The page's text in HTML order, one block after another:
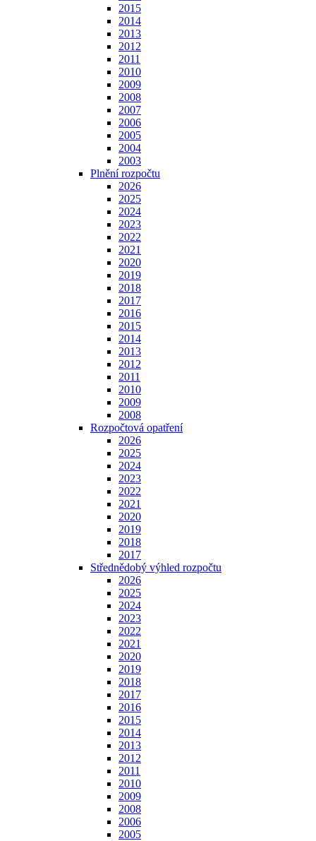
2015
2014
2013
2012
2011
2010
2009
2008
2007
2006
2005
2004
2003
Plnění rozpočtu
2026
2025
2024
2023
2022
2021
2020
2019
2018
2017
2016
2015
2014
2013
2012
2011
2010
2009
2008
Rozpočtová opatření
2026
2025
2024
2023
2022
2021
2020
2019
2018
2017
Střednědobý výhled rozpočtu
2026
2025
2024
2023
2022
2021
2020
2019
2018
2017
2016
2015
2014
2013
2012
2011
2010
2009
2008
2006
2005